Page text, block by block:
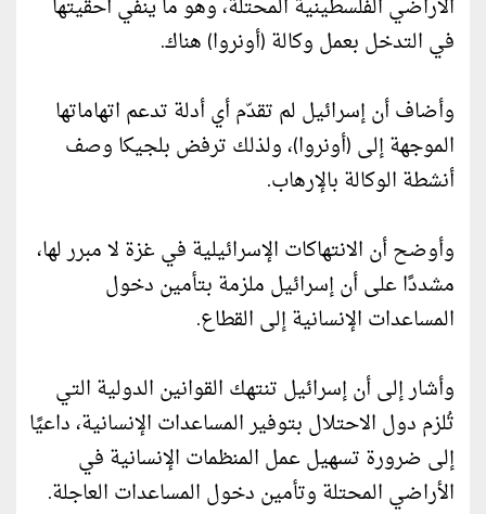
الأراضي الفلسطينية المحتلة، وهو ما ينفي أحقيتها
في التدخل بعمل وكالة (أونروا) هناك.
وأضاف أن إسرائيل لم تقدّم أي أدلة تدعم اتهاماتها
الموجهة إلى (أونروا)، ولذلك ترفض بلجيكا وصف
أنشطة الوكالة بالإرهاب.
وأوضح أن الانتهاكات الإسرائيلية في غزة لا مبرر لها،
مشددًا على أن إسرائيل ملزمة بتأمين دخول
المساعدات الإنسانية إلى القطاع.
وأشار إلى أن إسرائيل تنتهك القوانين الدولية التي
تُلزم دول الاحتلال بتوفير المساعدات الإنسانية، داعيًا
إلى ضرورة تسهيل عمل المنظمات الإنسانية في
الأراضي المحتلة وتأمين دخول المساعدات العاجلة.